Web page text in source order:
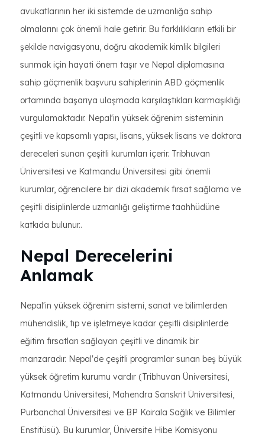
avukatlarının her iki sistemde de uzmanlığa sahip
olmalarını çok önemli hale getirir. Bu farklılıkların etkili bir
şekilde navigasyonu, doğru akademik kimlik bilgileri
sunmak için hayati önem taşır ve Nepal diplomasına
sahip göçmenlik başvuru sahiplerinin ABD göçmenlik
ortamında başarıya ulaşmada karşılaştıkları karmaşıklığı
vurgulamaktadır. Nepal'in yüksek öğrenim sisteminin
çeşitli ve kapsamlı yapısı, lisans, yüksek lisans ve doktora
dereceleri sunan çeşitli kurumları içerir. Tribhuvan
Üniversitesi ve Katmandu Üniversitesi gibi önemli
kurumlar, öğrencilere bir dizi akademik fırsat sağlama ve
çeşitli disiplinlerde uzmanlığı geliştirme taahhüdüne
katkıda bulunur..
Nepal Derecelerini
Anlamak
Nepal'in yüksek öğrenim sistemi, sanat ve bilimlerden
mühendislik, tıp ve işletmeye kadar çeşitli disiplinlerde
eğitim fırsatları sağlayan çeşitli ve dinamik bir
manzaradır. Nepal'de çeşitli programlar sunan beş büyük
yüksek öğretim kurumu vardır (Tribhuvan Üniversitesi,
Katmandu Üniversitesi, Mahendra Sanskrit Üniversitesi,
Purbanchal Üniversitesi ve BP Koirala Sağlık ve Bilimler
Enstitüsü). Bu kurumlar, Üniversite Hibe Komisyonu